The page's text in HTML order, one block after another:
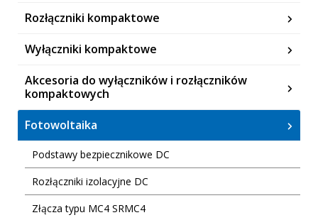
Rozłączniki kompaktowe
Wyłączniki kompaktowe
Akcesoria do wyłączników i rozłączników
kompaktowych
Fotowoltaika
Podstawy bezpiecznikowe DC
Rozłączniki izolacyjne DC
Złącza typu MC4 SRMC4